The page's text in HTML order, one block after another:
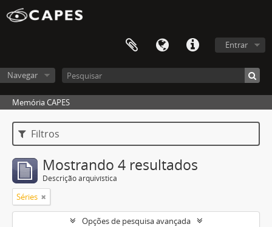
Entrar
Navegar
Memória CAPES
Filtros
Mostrando 4 resultados
Descrição arquivística
Séries
Opções de pesquisa avançada